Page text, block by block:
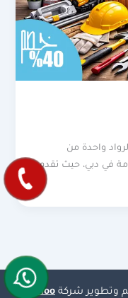
واحدة من
في دبي، حيث تقدم
Olymoo